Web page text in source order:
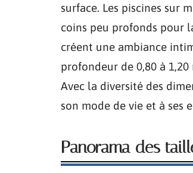
surface. Les piscines sur
coins peu profonds pour
créent une ambiance
profondeur de 0,80 à
Avec la diversité des
son mode de vie et à ses
Panorama des